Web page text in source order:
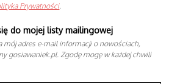
Prywatności.
do mojej listy mailingowej
mój adres e-mail informacji o nowościach,
gosiawaniek.pl. Zgodę mogę w każdej chwili